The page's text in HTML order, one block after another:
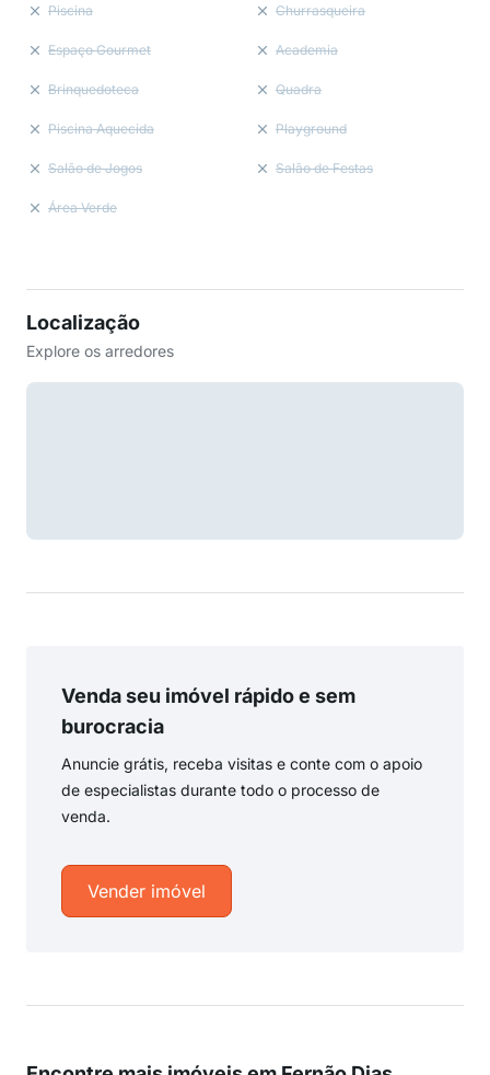
Piscina Churrasqueira
Espaço Gourmet Academia
Brinquedoteca Quadra
Piscina Aquecida Playground
Salão de Jogos Salão de Festas
Área Verde
Localização
Explore os arredores
Venda seu imóvel rápido e sem
burocracia
Anuncie grátis, receba visitas e conte com o apoio
de especialistas durante todo o processo de
venda.
Vender imóvel